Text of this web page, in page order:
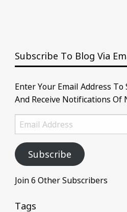
Subscribe To Blog Via
Enter Your Email Address
And Receive Notifications Of
Email
Address
Subscribe
Join 6 Other Subscribers
Tags